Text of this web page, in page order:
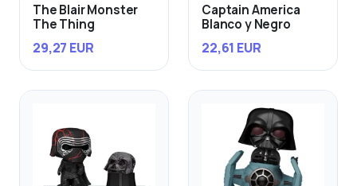
The Blair Monster
The Thing
29,27 EUR
Captain America
Blanco y Negro
22,61 EUR